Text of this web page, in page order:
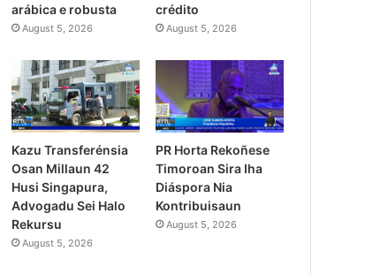
arábica e robusta
August 5, 2026
crédito
August 5, 2026
Kazu Transferénsia
Osan Millaun 42
Husi Singapura,
Advogadu Sei Halo
Rekursu
August 5, 2026
PR Horta Rekoñese
Timoroan Sira Iha
Diáspora Nia
Kontribuisaun
August 5, 2026